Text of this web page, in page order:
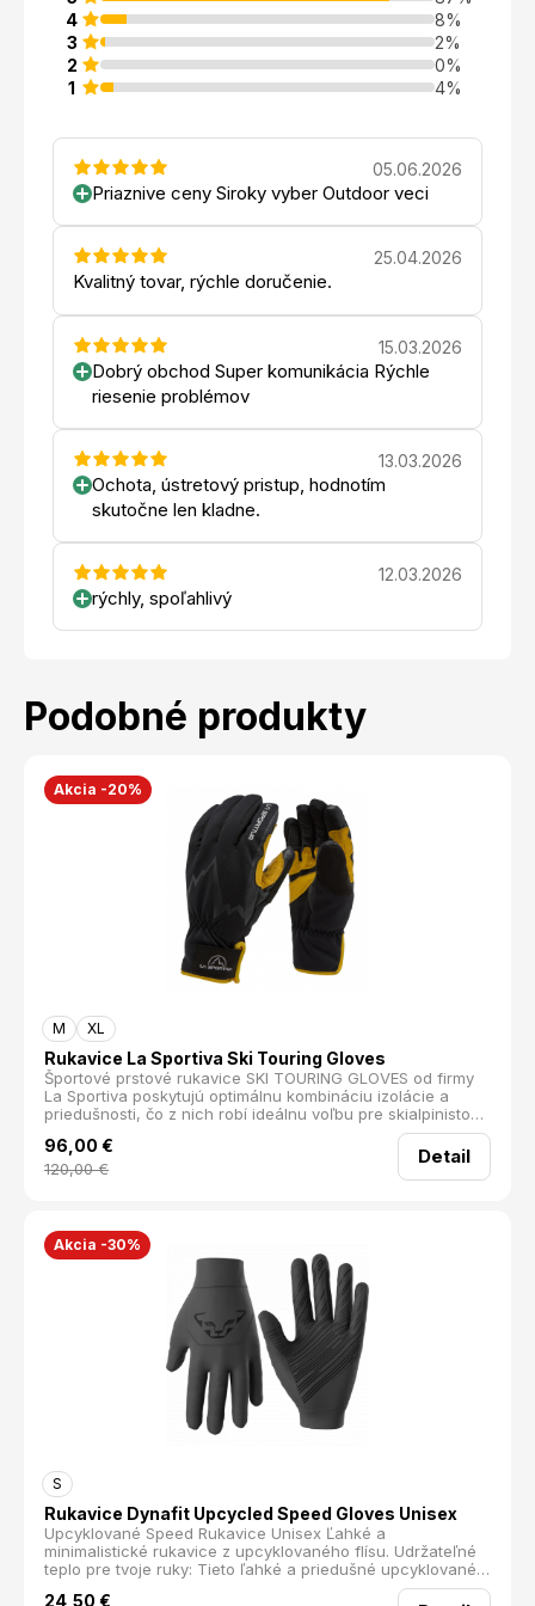
4
8%
3
2%
2
0%
1
4%
05.06.2026
Priaznive ceny Siroky vyber Outdoor veci
25.04.2026
Kvalitný tovar, rýchle doručenie.
15.03.2026
Dobrý obchod Super komunikácia Rýchle
riesenie problémov
13.03.2026
Ochota, ústretový pristup, hodnotím
skutočne len kladne.
12.03.2026
rýchly, spoľahlivý
Podobné produkty
Akcia -20%
M XL
Rukavice La Sportiva Ski Touring Gloves
Športové prstové rukavice SKI TOURING GLOVES od firmy
La Sportiva poskytujú optimálnu kombináciu izolácie a
priedušnosti, čo z nich robí ideálnu voľbu pre skialpinistov
a nadšencov outdoorových aktivít v zimných podmienkach.
Sú vybavené syntetickou izoláciou Primaloft Gold, ktorá
spoľahlivo hreje aj pri navlhnutí, čím zabezpečuje
maximálny tepelný komfort. Pre lepšiu odolnosť a istý
jednoduché obliekanie. priedušné syntetická izolácia dlaň
z odolnej kože predpruženie na zápästie manžeta so
suchým zipsom dobrý úchop Hmotnosť: 142 g
96,00 €
120,00€
Detail
Akcia -30%
S
Rukavice Dynafit Upcycled Speed Gloves Unisex
Upcyklované Speed Rukavice Unisex Ľahké a
minimalistické rukavice z upcyklovaného flísu. Udržateľné
teplo pre tvoje ruky: Tieto ľahké a priedušné upcyklované
Speed rukavice sú univerzálnym parťákom na rýchle
24,50 €